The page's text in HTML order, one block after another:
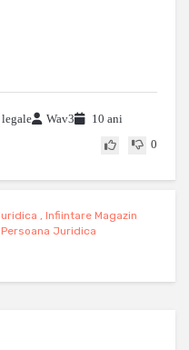
Wav3
10 ani
0
, Infiintare Magazin
Persoana Juridica